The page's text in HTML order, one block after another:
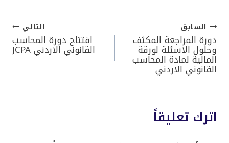
تصفّح
المقالات
السابق
دورة المراجعة المكثف
وحلول الاسئلة لورقة
المالية لمادة المحاسب
القانوني الاردني
التالي
افتتاح دورة المحاسب
القانوني الاردني JCPA
اترك تعليقاً